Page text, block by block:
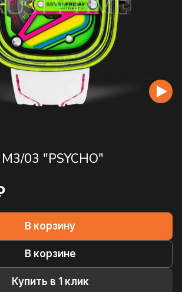
03 "PSYCHO"
В корзину
В корзине
Купить в 1 клик